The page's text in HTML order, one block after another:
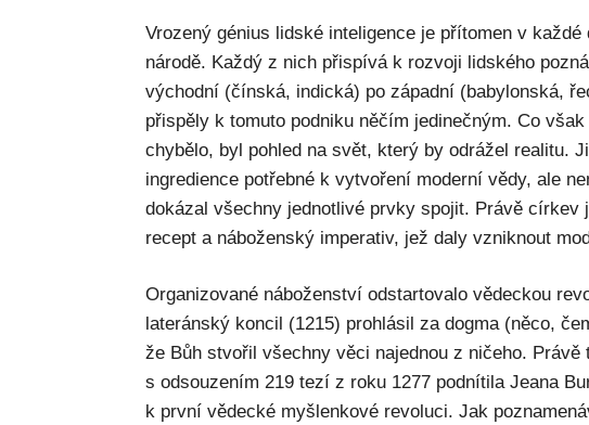
Vrozený génius lidské inteligence je přítomen v každé
národě. Každý z nich přispívá k rozvoji lidského
východní (čínská, indická) po západní (babylonská,
přispěly k tomuto podniku něčím jedinečným. Co
chybělo, byl pohled na svět, který by odrážel realitu.
ingredience potřebné k vytvoření moderní vědy, ale
dokázal všechny jednotlivé prvky spojit. Právě církev
recept a náboženský imperativ, jež daly vzniknout
Organizované náboženství odstartovalo vědeckou
lateránský koncil (1215) prohlásil za dogma (něco,
že Bůh stvořil všechny věci najednou z ničeho. Právě
s odsouzením 219 tezí z roku 1277 podnítila Jeana
k první vědecké myšlenkové revoluci. Jak